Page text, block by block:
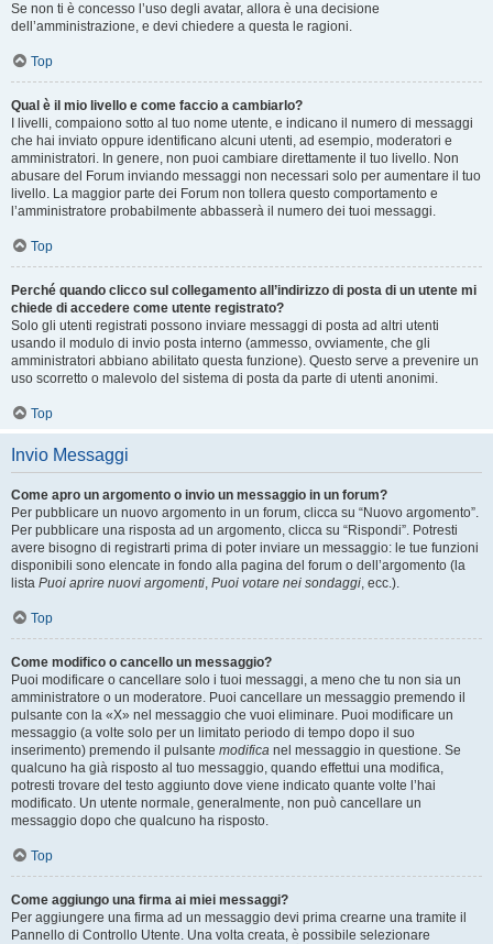
Se non ti è concesso l’uso degli avatar, allora è una decisione
dell’amministrazione, e devi chiedere a questa le ragioni.
Top
Qual è il mio livello e come faccio a cambiarlo?
I livelli, compaiono sotto al tuo nome utente, e indicano il numero di messaggi
che hai inviato oppure identificano alcuni utenti, ad esempio, moderatori e
amministratori. In genere, non puoi cambiare direttamente il tuo livello. Non
abusare del Forum inviando messaggi non necessari solo per aumentare il tuo
livello. La maggior parte dei Forum non tollera questo comportamento e
l’amministratore probabilmente abbasserà il numero dei tuoi messaggi.
Top
Perché quando clicco sul collegamento all’indirizzo di posta di un utente mi
chiede di accedere come utente registrato?
Solo gli utenti registrati possono inviare messaggi di posta ad altri utenti
usando il modulo di invio posta interno (ammesso, ovviamente, che gli
amministratori abbiano abilitato questa funzione). Questo serve a prevenire un
uso scorretto o malevolo del sistema di posta da parte di utenti anonimi.
Top
Invio Messaggi
Come apro un argomento o invio un messaggio in un forum?
Per pubblicare un nuovo argomento in un forum, clicca su “Nuovo argomento”.
Per pubblicare una risposta ad un argomento, clicca su “Rispondi”. Potresti
avere bisogno di registrarti prima di poter inviare un messaggio: le tue funzioni
disponibili sono elencate in fondo alla pagina del forum o dell’argomento (la
lista Puoi aprire nuovi argomenti, Puoi votare nei sondaggi, ecc.).
Top
Come modifico o cancello un messaggio?
Puoi modificare o cancellare solo i tuoi messaggi, a meno che tu non sia un
amministratore o un moderatore. Puoi cancellare un messaggio premendo il
pulsante con la «X» nel messaggio che vuoi eliminare. Puoi modificare un
messaggio (a volte solo per un limitato periodo di tempo dopo il suo
inserimento) premendo il pulsante modifica nel messaggio in questione. Se
qualcuno ha già risposto al tuo messaggio, quando effettui una modifica,
potresti trovare del testo aggiunto dove viene indicato quante volte l’hai
modificato. Un utente normale, generalmente, non può cancellare un
messaggio dopo che qualcuno ha risposto.
Top
Come aggiungo una firma ai miei messaggi?
Per aggiungere una firma ad un messaggio devi prima crearne una tramite il
Pannello di Controllo Utente. Una volta creata, è possibile selezionare